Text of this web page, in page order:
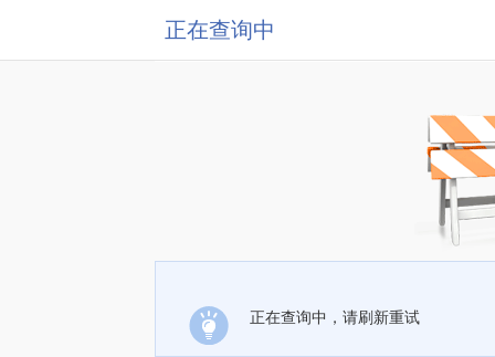
正在查询中
正在查询中，请刷新重试